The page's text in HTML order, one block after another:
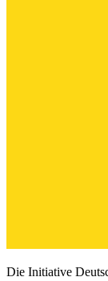
Die Initiative